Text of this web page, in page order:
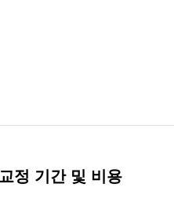
정 기간 및 비용